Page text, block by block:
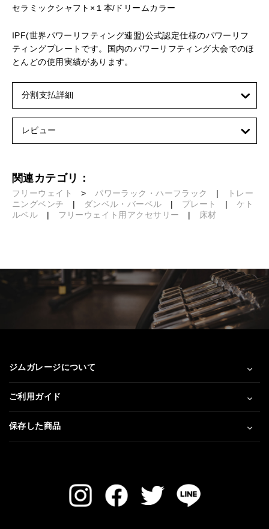
セラミックシャフト×１本/ドリームカラー
IPF(世界パワーリフティング連盟)公式認定仕様のパワーリフ
ティングプレートです。国内のパワーリフティング大会でのほ
とんどの使用実績があります。
分割支払詳細
レビュー
関連カテゴリ：
フリーウェイト > パワーラック・ハーフラック |
トレー
ニングベンチ | ダンベル・バーベル | プレート | ケト
ルベル | フリーウェイト用アクセサリー | 床材
ジムガレージについて
ご利用ガイド
保存した商品